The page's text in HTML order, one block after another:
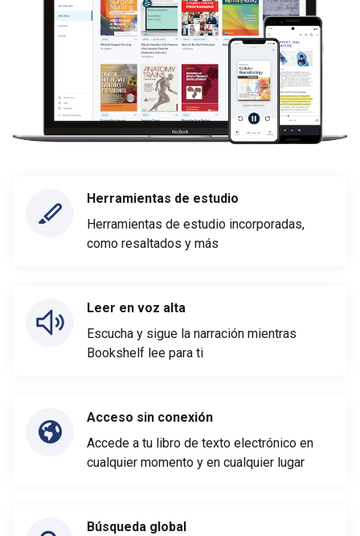
Herramientas de estudio
Herramientas de estudio incorporadas,
como resaltados y más
Leer en voz alta
Escucha y sigue la narración mientras
Bookshelf lee para ti
Acceso sin conexión
Accede a tu libro de texto electrónico en
cualquier momento y en cualquier lugar
Búsqueda global